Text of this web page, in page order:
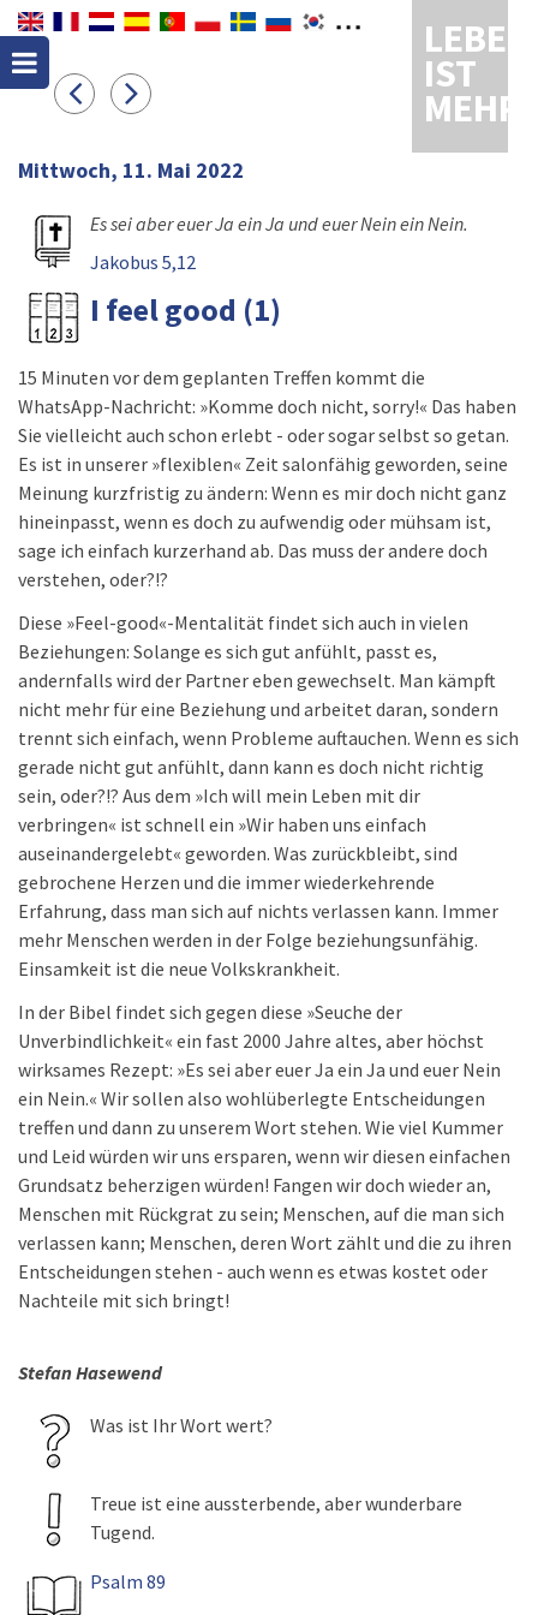
LEBEN
IST
MEHR
Mittwoch, 11. Mai 2022
Es sei aber euer Ja ein Ja und euer Nein ein Nein.
Jakobus 5,12
I feel good (1)
15 Minuten vor dem geplanten Treffen kommt die
WhatsApp-Nachricht: »Komme doch nicht, sorry!« Das haben
Sie vielleicht auch schon erlebt - oder sogar selbst so getan.
Es ist in unserer »flexiblen« Zeit salonfähig geworden, seine
Meinung kurzfristig zu ändern: Wenn es mir doch nicht ganz
hineinpasst, wenn es doch zu aufwendig oder mühsam ist,
sage ich einfach kurzerhand ab. Das muss der andere doch
verstehen, oder?!?
Diese »Feel-good«-Mentalität findet sich auch in vielen
Beziehungen: Solange es sich gut anfühlt, passt es,
andernfalls wird der Partner eben gewechselt. Man kämpft
nicht mehr für eine Beziehung und arbeitet daran, sondern
trennt sich einfach, wenn Probleme auftauchen. Wenn es sich
gerade nicht gut anfühlt, dann kann es doch nicht richtig
sein, oder?!? Aus dem »Ich will mein Leben mit dir
verbringen« ist schnell ein »Wir haben uns einfach
auseinandergelebt« geworden. Was zurückbleibt, sind
gebrochene Herzen und die immer wiederkehrende
Erfahrung, dass man sich auf nichts verlassen kann. Immer
mehr Menschen werden in der Folge beziehungsunfähig.
Einsamkeit ist die neue Volkskrankheit.
In der Bibel findet sich gegen diese »Seuche der
Unverbindlichkeit« ein fast 2000 Jahre altes, aber höchst
wirksames Rezept: »Es sei aber euer Ja ein Ja und euer Nein
ein Nein.« Wir sollen also wohlüberlegte Entscheidungen
treffen und dann zu unserem Wort stehen. Wie viel Kummer
und Leid würden wir uns ersparen, wenn wir diesen einfachen
Grundsatz beherzigen würden! Fangen wir doch wieder an,
Menschen mit Rückgrat zu sein; Menschen, auf die man sich
verlassen kann; Menschen, deren Wort zählt und die zu ihren
Entscheidungen stehen - auch wenn es etwas kostet oder
Nachteile mit sich bringt!
Stefan Hasewend
Was ist Ihr Wort wert?
Treue ist eine aussterbende, aber wunderbare
Tugend.
Psalm 89